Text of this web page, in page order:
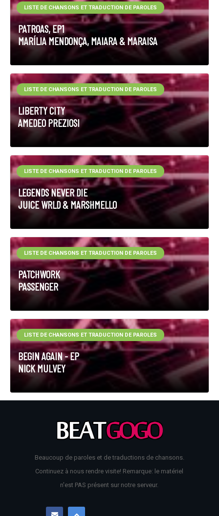
PATROAS, EP1
MARÍLIA MENDONÇA, MAIARA & MARAISA
LISTE DE CHANSONS ET TRADUCTION DE PAROLES
LIBERTY CITY
AMEDEO PREZIOSI
LISTE DE CHANSONS ET TRADUCTION DE PAROLES
LEGENDS NEVER DIE
JUICE WRLD & MARSHMELLO
LISTE DE CHANSONS ET TRADUCTION DE PAROLES
PATCHWORK
PASSENGER
LISTE DE CHANSONS ET TRADUCTION DE PAROLES
BEGIN AGAIN - EP
NICK MULVEY
LISTE DE CHANSONS ET TRADUCTION DE PAROLES
Beaucoup de paroles et de traductions de chansons.
Continuez à nous rendre visite! Remarque: le matériel
n'est PAS présent sur notre serveur.